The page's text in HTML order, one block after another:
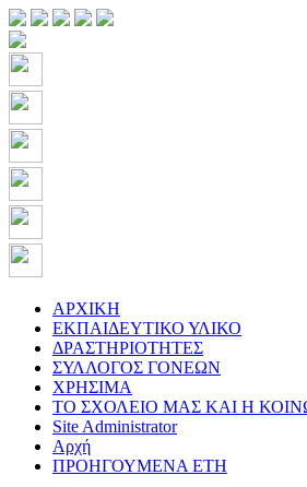
ΑΡΧΙΚΗ
ΕΚΠΑΙΔΕΥΤΙΚΟ ΥΛΙΚΟ
ΔΡΑΣΤΗΡΙΟΤΗΤΕΣ
ΣΥΛΛΟΓΟΣ ΓΟΝΕΩΝ
ΧΡΗΣΙΜΑ
ΤΟ ΣΧΟΛΕΙΟ ΜΑΣ ΚΑΙ Η
Site Administrator
Αρχή
ΠΡΟΗΓΟΥΜΕΝΑ ΕΤΗ